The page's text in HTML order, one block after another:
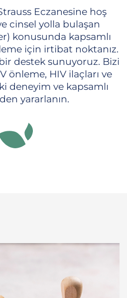
Eczanesine hoş
cinsel yolla bulaşan
konusunda kapsamlı
için irtibat noktanız.
destek sunuyoruz. Bizi
önleme, HIV ilaçları ve
deneyim ve kapsamlı
yararlanın.